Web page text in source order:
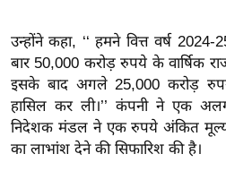
यं
ग
इं
डि
या
उन्होंने कहा, ‘‘ हमने वित्त वर्ष
बार 50,000 करोड़ रुपये के वार्षिक
इसके बाद अगले 25,000 करोड़
हासिल कर ली।’’ कंपनी ने एक
निदेशक मंडल ने एक रुपये अंकित
का लाभांश देने की सिफारिश की है।